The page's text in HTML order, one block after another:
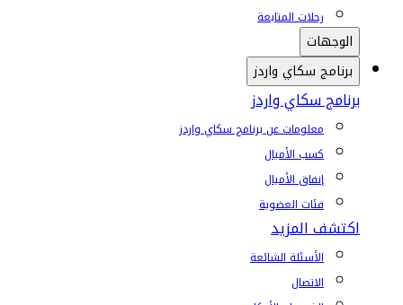
رحلات المتابعة
الوجهات
برنامج سكاي واردز
برنامج سكاي واردز
معلومات عن برنامج سكاي واردز
كسب الأميال
إنفاق الأميال
فئات العضوية
اكتشف المزيد
الأسئلة الشائعة
الاتصال